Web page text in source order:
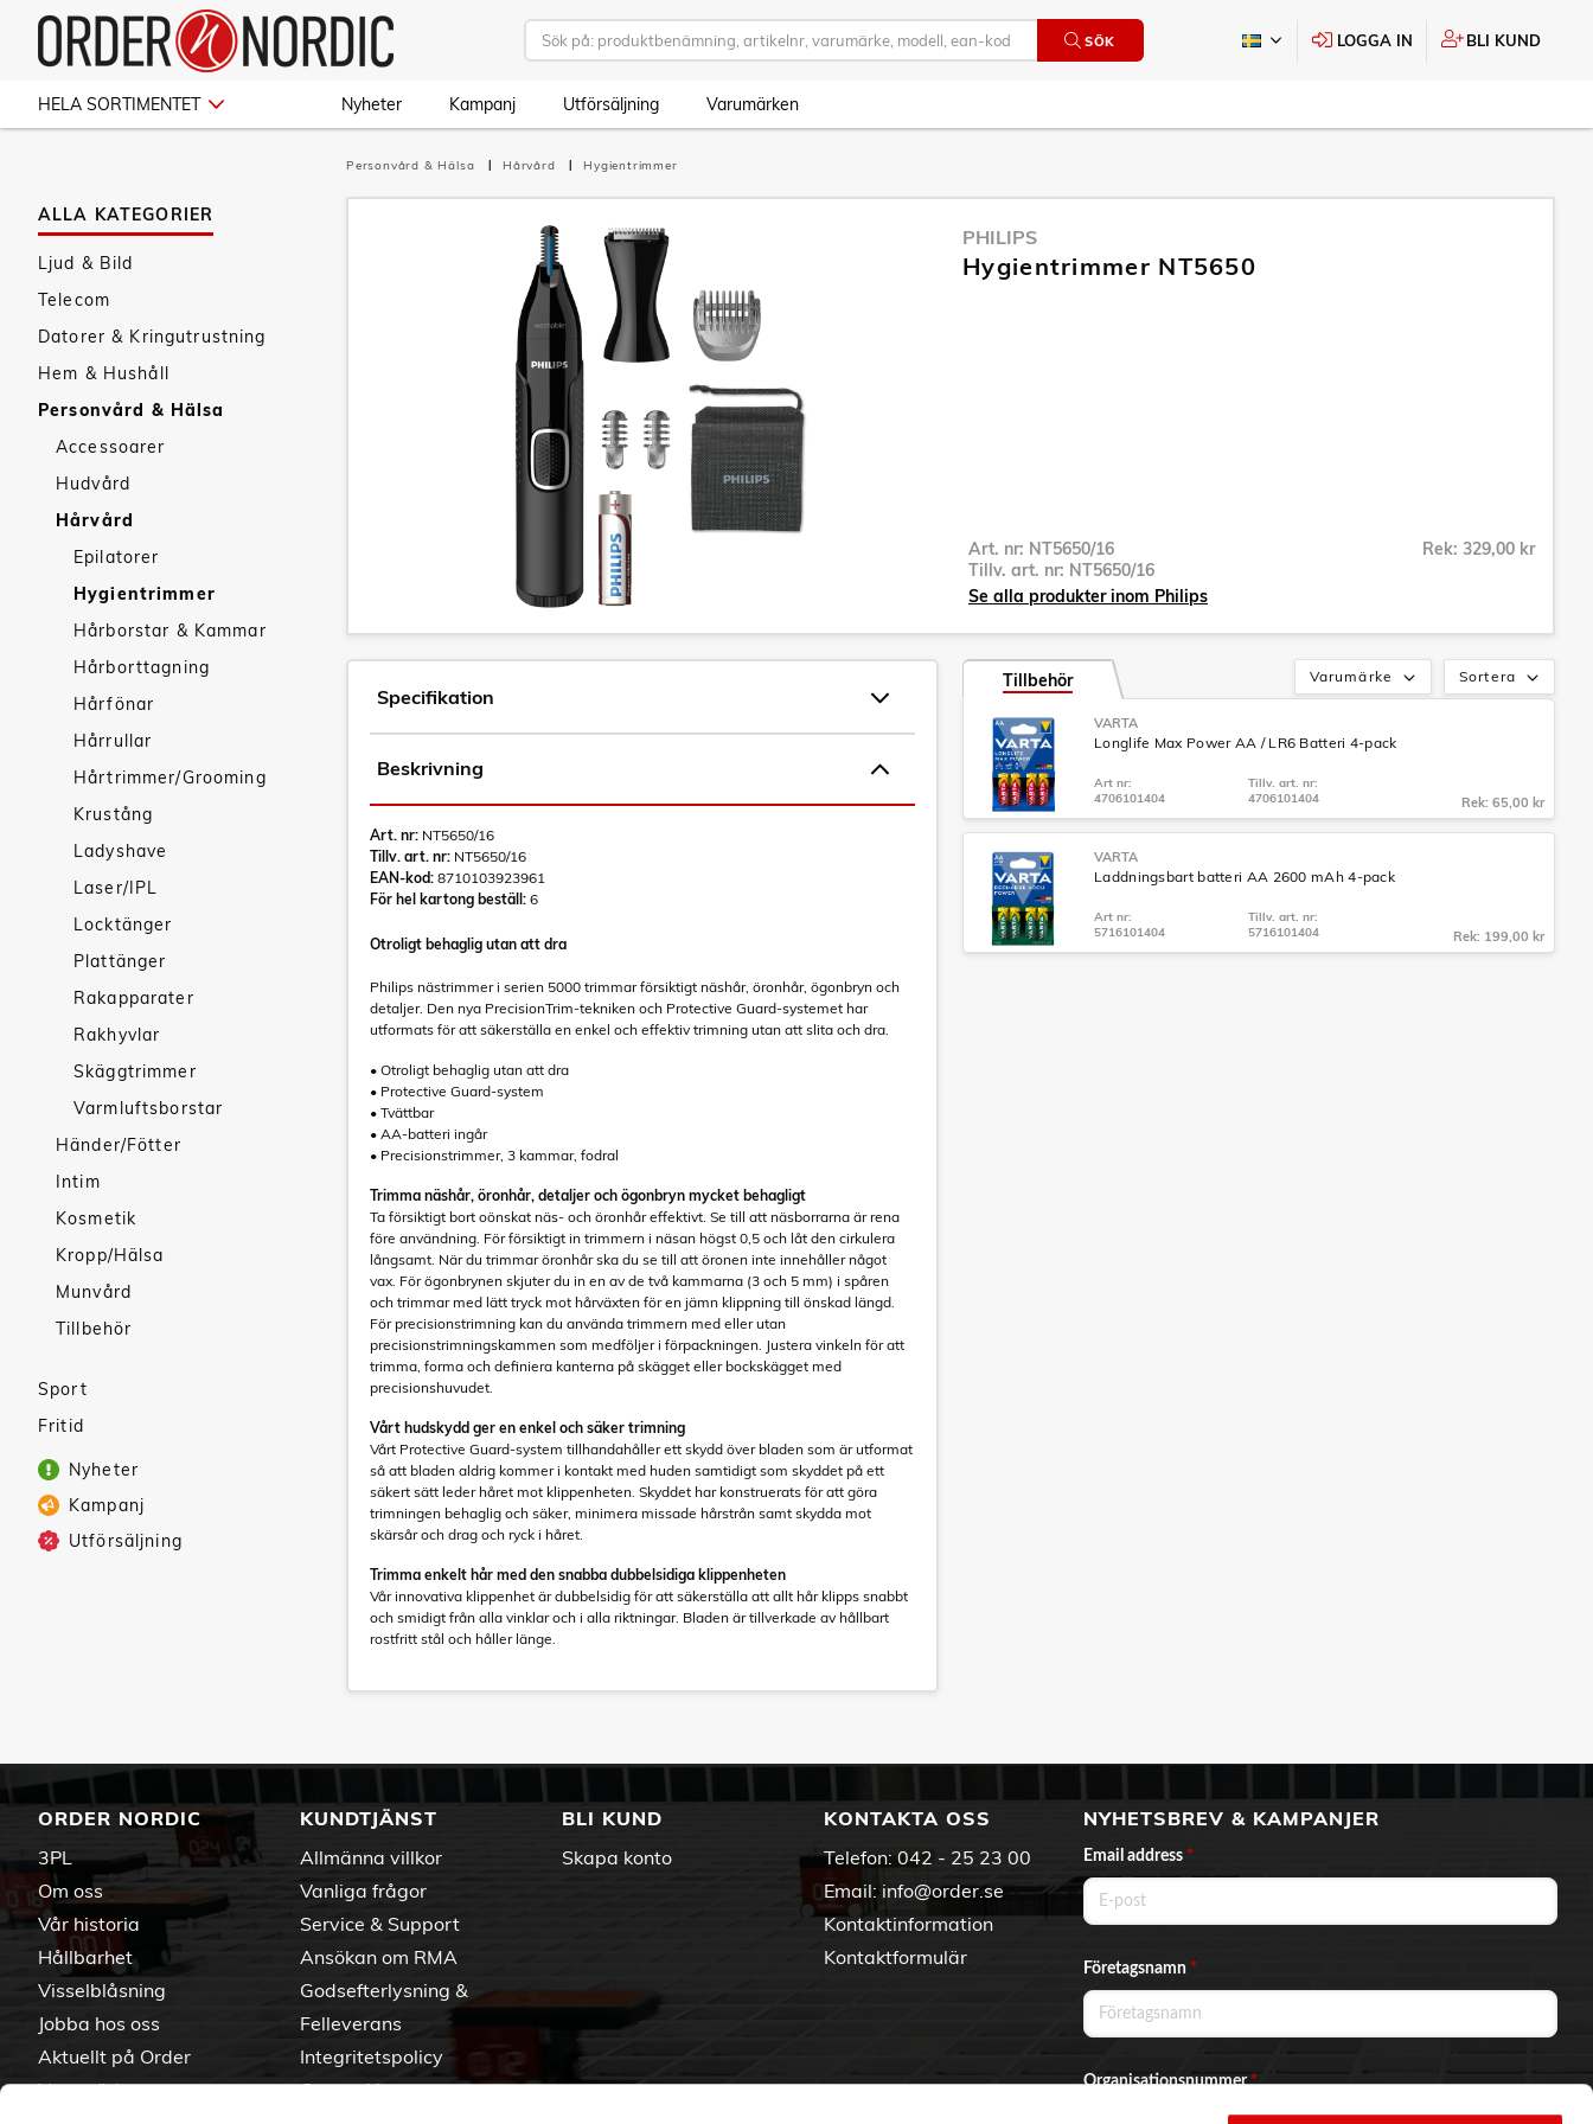
SÖK LOGGA IN BLI KUND
HELA SORTIMENTET Nyheter Kampanj Utförsäljning Varumärken
ALLA KATEGORIER
Ljud & Bild
Telecom
Datorer & Kringutrustning
Hem & Hushåll
Personvård & Hälsa
Accessoarer
Hudvård
Hårvård
Epilatorer
Hygientrimmer
Hårborstar & Kammar
Hårborttagning
Hårfönar
Hårrullar
Hårtrimmer/Grooming
Krustång
Ladyshave
Laser/IPL
Locktänger
Plattänger
Rakapparater
Rakhyvlar
Skäggtrimmer
Varmluftsborstar
Händer/Fötter
Intim
Kosmetik
Kropp/Hälsa
Munvård
Tillbehör
Sport
Fritid
Nyheter
Kampanj
Utförsäljning
Personvård & Hälsa Hårvård Hygientrimmer
PHILIPS
Hygientrimmer NT5650
Art. nr: NT5650/16
Tillv. art. nr: NT5650/16
Rek: 329,00 kr
Se alla produkter inom Philips
Specifikation
Beskrivning
Art. nr: NT5650/16
Tillv. art. nr: NT5650/16
EAN-kod: 8710103923961
För hel kartong beställ: 6
Otroligt behaglig utan att dra
Philips nästrimmer i serien 5000 trimmar försiktigt näshår, öronhår, ögonbryn och
detaljer. Den nya PrecisionTrim-tekniken och Protective Guard-systemet har
utformats för att säkerställa en enkel och effektiv trimning utan att slita och dra.
• Otroligt behaglig utan att dra
• Protective Guard-system
• Tvättbar
• AA-batteri ingår
• Precisionstrimmer, 3 kammar, fodral
Trimma näshår, öronhår, detaljer och ögonbryn mycket behagligt
Ta försiktigt bort oönskat näs- och öronhår effektivt. Se till att näsborrarna är rena
före användning. För försiktigt in trimmern i näsan högst 0,5 och låt den cirkulera
långsamt. När du trimmar öronhår ska du se till att öronen inte innehåller något
vax. För ögonbrynen skjuter du in en av de två kammarna (3 och 5 mm) i spåren
och trimmar med lätt tryck mot hårväxten för en jämn klippning till önskad längd.
För precisionstrimning kan du använda trimmern med eller utan
precisionstrimningskammen som medföljer i förpackningen. Justera vinkeln för att
trimma, forma och definiera kanterna på skägget eller bockskägget med
precisionshuvudet.
Vårt hudskydd ger en enkel och säker trimning
Vårt Protective Guard-system tillhandahåller ett skydd över bladen som är utformat
så att bladen aldrig kommer i kontakt med huden samtidigt som skyddet på ett
säkert sätt leder håret mot klippenheten. Skyddet har konstruerats för att göra
trimningen behaglig och säker, minimera missade hårstrån samt skydda mot
skärsår och drag och ryck i håret.
Trimma enkelt hår med den snabba dubbelsidiga klippenheten
Vår innovativa klippenhet är dubbelsidig för att säkerställa att allt hår klipps snabbt
och smidigt från alla vinklar och i alla riktningar. Bladen är tillverkade av hållbart
rostfritt stål och håller länge.
Sortera
Varumärke
Tillbehör
VARTA
Longlife Max Power AA / LR6 Batteri 4-pack
Art nr:
4706101404
Tillv. art. nr:
4706101404
Rek: 65,00 kr
VARTA
Laddningsbart batteri AA 2600 mAh 4-pack
Art nr:
5716101404
Tillv. art. nr:
5716101404
Rek: 199,00 kr
ORDER NORDIC
3PL
Om oss
Vår historia
Hållbarhet
Visselblåsning
Jobba hos oss
Aktuellt på Order
Varumärken
KUNDTJÄNST
Allmänna villkor
Vanliga frågor
Service & Support
Ansökan om RMA
Godsefterlysning &
Felleverans
Integritetspolicy
Om cookies
BLI KUND
Skapa konto
KONTAKTA OSS
Telefon: 042 - 25 23 00
Email: info@order.se
Kontaktinformation
Kontaktformulär
NYHETSBREV & KAMPANJER
Email address *
Företagsnamn *
Organisationsnummer*